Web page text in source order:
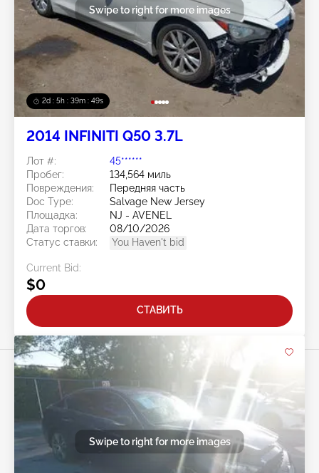
2d : 5h : 39m : 46s
Swipe to right for more images
2014 INFINITI Q50 3.7L
Лот #:
45******
Пробег:
134,564 миль
Повреждения:
Передняя часть
Doc Type:
Salvage New Jersey
Площадка:
NJ - AVENEL
Дата торгов:
08/10/2026
Статус ставки:
You Haven't bid
Current Bid:
$0
СТАВИТЬ
Swipe to right for more images